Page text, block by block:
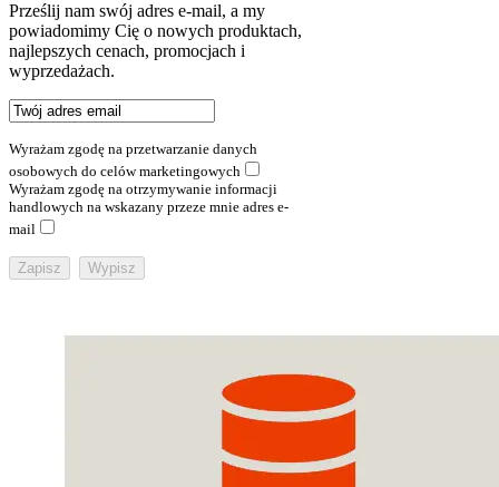
Prześlij nam swój adres e-mail, a my
powiadomimy Cię o nowych produktach,
najlepszych cenach, promocjach i
wyprzedażach.
Wyrażam zgodę na przetwarzanie danych
osobowych do celów marketingowych
Wyrażam zgodę na otrzymywanie informacji
handlowych na wskazany przeze mnie adres e-
mail